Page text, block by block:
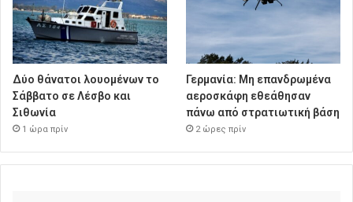
Δύο θάνατοι λουομένων το
Σάββατο σε Λέσβο και
Σιθωνία
1 ώρα πρίν
Γερμανία: Μη επανδρωμένα
αεροσκάφη εθεάθησαν
πάνω από στρατιωτική βάση
2 ώρες πρίν